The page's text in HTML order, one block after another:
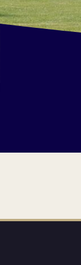
Marchés
et Infantile